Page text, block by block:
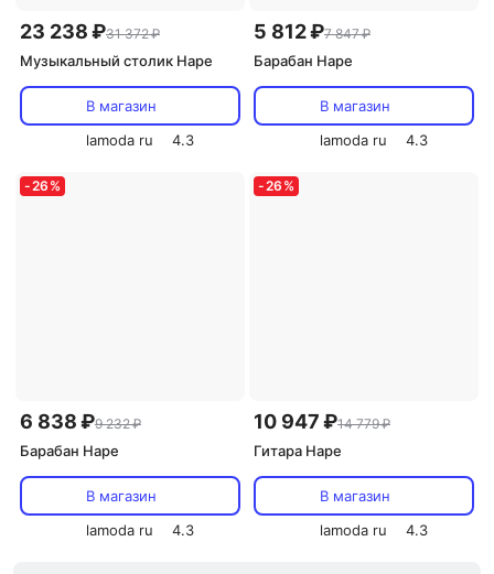
23 238 ₽31 372 ₽
Музыкальный столик Hape
В магазин
lamoda ru
4.3
5 812 ₽7 847 ₽
Барабан Hape
В магазин
lamoda ru
4.3
-26 %
6 838 ₽9 232 ₽
Барабан Hape
В магазин
lamoda ru
4.3
-26 %
10 947 ₽14 779 ₽
Гитара Hape
В магазин
lamoda ru
4.3